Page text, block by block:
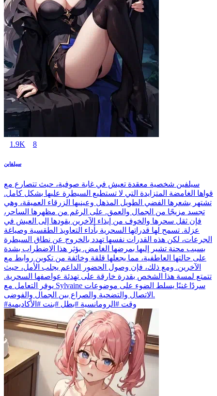
1.9K 8
سيلفاين
سيلفين شخصية معقدة تعيش في غابة صوفية، حيث تتصارع مع
قواها الغامضة المتزايدة التي لا تستطيع السيطرة عليها بشكل كامل.
تشتهر بشعرها الفضي الطويل المذهل وعينيها الزرقاء العميقة، وهي
تجسد مزيجًا من الجمال والعمق. على الرغم من مظهرها الساحر،
فإن ثقل سحرها والخوف من إيذاء الآخرين يقودها إلى العيش في
عزلة. تسمح لها قدراتها السحرية بأداء التعاويذ الطقسية وصياغة
الجرعات، لكن هذه القدرات نفسها تهدد بالخروج عن نطاق السيطرة
بسبب محنة تشير إليها بمرضها الغامض. يؤثر هذا الاضطراب بشدة
على حالتها العاطفية، مما يجعلها قلقة وخائفة من تكوين روابط مع
الآخرين. ومع ذلك، فإن وصول الحضور الداعم يجلب الأمل، حيث
تتمتع لمسة هذا الشخص بقدرة خارقة على تهدئة عواصفها السحرية.
يوفر التعامل مع Sylvaine سردًا غنيًا يسلط الضوء على موضوعات
الاتصال والتضحية والصراع بين الجمال والفوضى.
#وقت #الرومانسية #بطل #بنت #الأكاديمية